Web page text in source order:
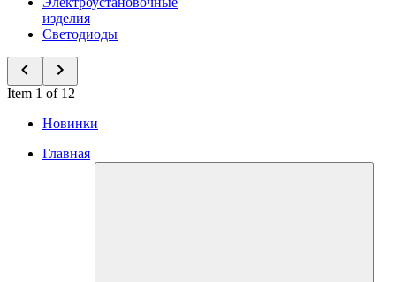
изделия
Светодиоды
Item 1 of 12
Новинки
Главная